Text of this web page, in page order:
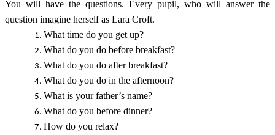
You will have the questions. Every pupil, who will answer the
question imagine herself as Lara Croft.
What time do you get up?
What do you do before breakfast?
What do you do after breakfast?
What do you do in the afternoon?
What is your father’s name?
What do you before dinner?
How do you relax?